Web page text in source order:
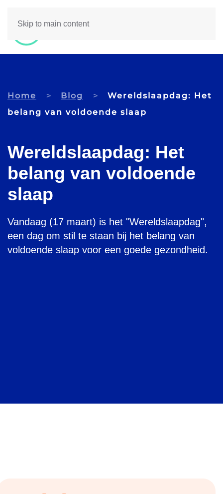
Skip to main content
Home Blog
Wereldslaapdag: Het
belang van voldoende slaap
Wereldslaapdag: Het
belang van voldoende
slaap
Vandaag (17 maart) is het "Wereldslaapdag",
een dag om stil te staan bij het belang van
voldoende slaap voor een goede gezondheid.